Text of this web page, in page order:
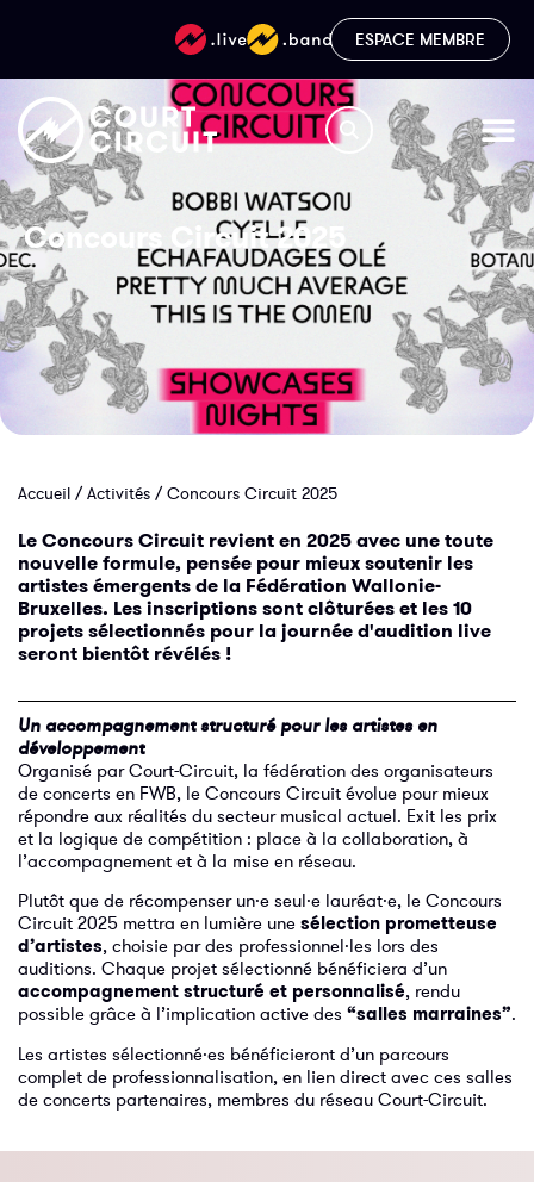
ESPACE MEMBRE
Concours Circuit 2025
Accueil /Activités /Concours Circuit 2025
Le Concours Circuit revient en 2025 avec une toute
nouvelle formule, pensée pour mieux soutenir les
artistes émergents de la Fédération Wallonie-
Bruxelles. Les inscriptions sont clôturées et les 10
projets sélectionnés pour la journée d'audition live
seront bientôt révélés !
Un accompagnement structuré pour les artistes en
développement
Organisé par Court-Circuit, la fédération des organisateurs
de concerts en FWB, le Concours Circuit évolue pour mieux
répondre aux réalités du secteur musical actuel. Exit les prix
et la logique de compétition : place à la collaboration, à
l’accompagnement et à la mise en réseau.
Plutôt que de récompenser un·e seul·e lauréat·e, le Concours
Circuit 2025 mettra en lumière une sélection prometteuse
d’artistes, choisie par des professionnel·les lors des
auditions. Chaque projet sélectionné bénéficiera d’un
accompagnement structuré et personnalisé, rendu
possible grâce à l’implication active des “salles marraines”.
Les artistes sélectionné·es bénéficieront d’un parcours
complet de professionnalisation, en lien direct avec ces salles
de concerts partenaires, membres du réseau Court-Circuit.